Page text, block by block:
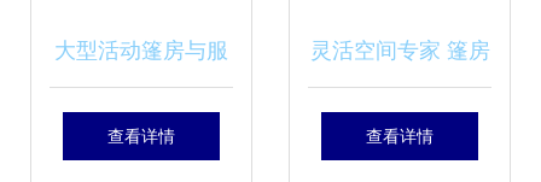
大型活动篷房与服
装会展篷房 广州篷
查看详情
灵活空间专家 篷房
出租与出售指南
查看详情